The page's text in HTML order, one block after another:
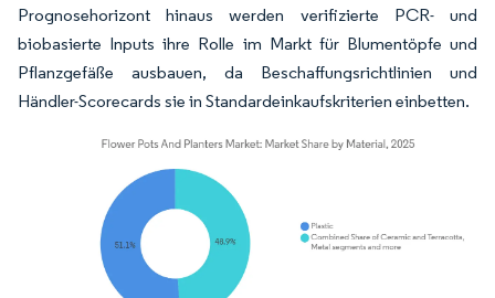
Prognosehorizont hinaus werden verifizierte PCR- und
biobasierte Inputs ihre Rolle im Markt für Blumentöpfe und
Pflanzgefäße ausbauen, da Beschaffungsrichtlinien und
Händler-Scorecards sie in Standardeinkaufskriterien einbetten.